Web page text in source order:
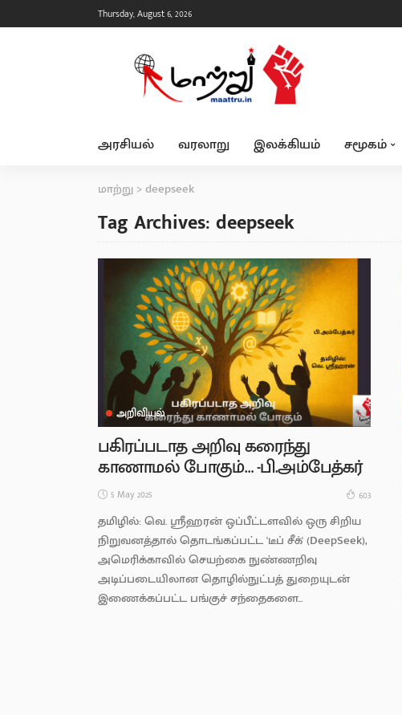
Thursday, August 6, 2026
அரசியல் வரலாறு இலக்கியம் சமூகம்
மாற்று >deepseek
Tag Archives: deepseek
அறிவியல்
பகிரப்படாத அறிவு கரைந்து
காணாமல் போகும்… -பி.அம்பேத்கர்
5 May 2025 603
தமிழில்: வெ. ஸ்ரீஹரன் ஒப்பீட்டளவில் ஒரு சிறிய
நிறுவனத்தால் தொடங்கப்பட்ட 'டீப் சீக்' (DeepSeek),
அமெரிக்காவில் செயற்கை நுண்ணறிவு
அடிப்படையிலான தொழில்நுட்பத் துறையுடன்
இணைக்கப்பட்ட பங்குச் சந்தைகளை...